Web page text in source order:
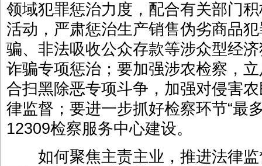
领域犯罪惩治力度，配合有关部门
活动，严肃惩治生产销售伪劣商品
骗、非法吸收公众存款等涉众型经
诈骗专项惩治；要加强涉农检察，
合扫黑除恶专项斗争，加强对侵害
律监督；要进一步抓好检察环节“最
12309检察服务中心建设。
如何聚焦主责主业，推进法律监